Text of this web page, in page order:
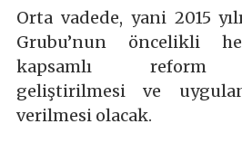
Orta vadede, yani 2015
Grubu’nun öncelikli
kapsamlı reform
geliştirilmesi ve
verilmesi olacak.